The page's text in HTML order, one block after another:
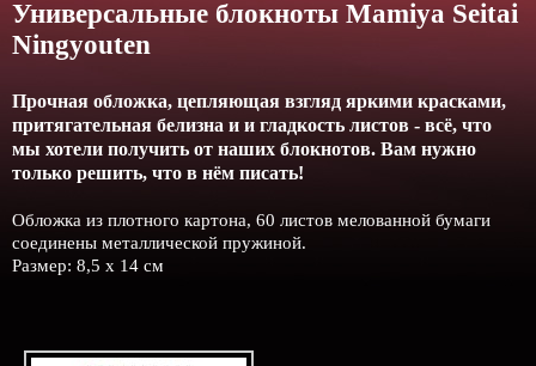
Универсальные блокноты Mamiya Seitai
Ningyouten
Прочная обложка, цепляющая взгляд яркими красками,
притягательная белизна и и гладкость листов - всё, что
мы хотели получить от наших блокнотов. Вам нужно
только решить, что в нём писать!
Обложка из плотного картона, 60 листов мелованной бумаги
соединены металлической пружиной.
Размер: 8,5 х 14 см